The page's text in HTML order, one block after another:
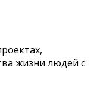
жизни людей с